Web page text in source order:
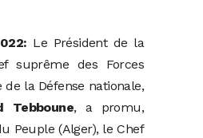
Le Président de la
suprême des Forces
la Défense nationale,
Tebboune, a promu,
Peuple (Alger), le Chef